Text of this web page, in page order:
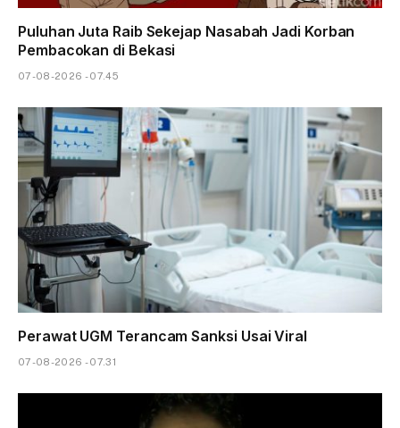
Puluhan Juta Raib Sekejap Nasabah Jadi Korban
Pembacokan di Bekasi
07-08-2026 - 07.45
Perawat UGM Terancam Sanksi Usai Viral
07-08-2026 - 07.31